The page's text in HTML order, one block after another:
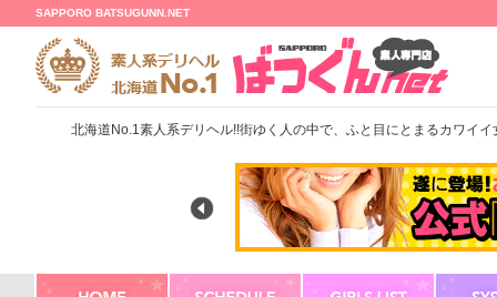
SAPPORO BATSUGUNN.NET
北海道No.1素人系デリヘル!!街ゆく人の中で、ふと目にとまるカワイイ